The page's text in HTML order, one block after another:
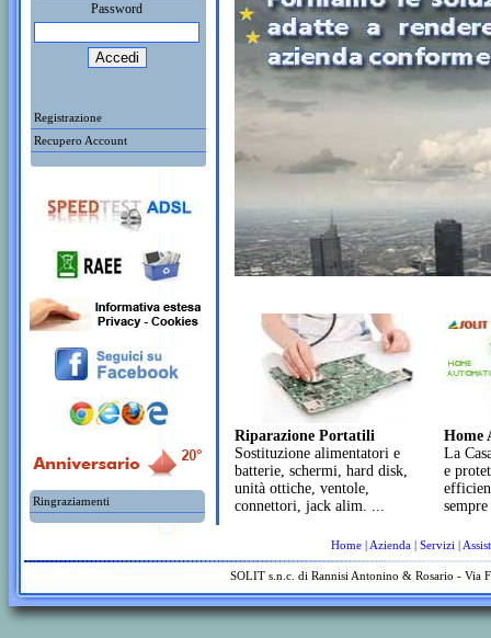
Password
Registrazione
Recupero Account
Ringraziamenti
Riparazione Portatili
Sostituzione alimentatori e
batterie, schermi, hard disk,
unità ottiche, ventole,
connettori, jack alim. ...
Home
La
e
Home| Azienda| Servizi |
SOLIT s.n.c. di Rannisi Antonino & Rosario - Via